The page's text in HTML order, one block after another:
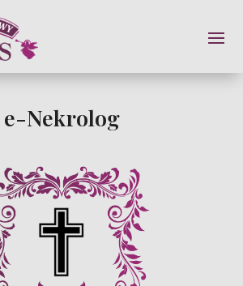
e-Nekrolog